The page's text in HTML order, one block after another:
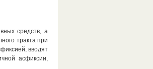
средств, а
тракта при
вводят
асфиксии,